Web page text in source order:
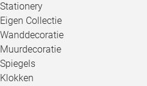
Stationery
Eigen Collectie
Wanddecoratie
Muurdecoratie
Spiegels
Klokken